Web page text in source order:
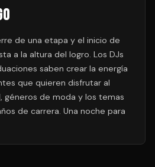
de una etapa y el inicio de
a la altura del logro. Los DJs
saben crear la energía
que quieren disfrutar al
géneros de moda y los temas
de carrera. Una noche para